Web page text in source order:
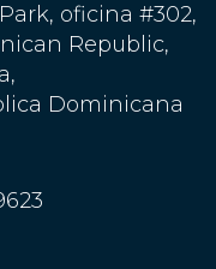
oficina #302,
Republic,
Dominicana